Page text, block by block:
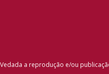
a reprodução e/ou